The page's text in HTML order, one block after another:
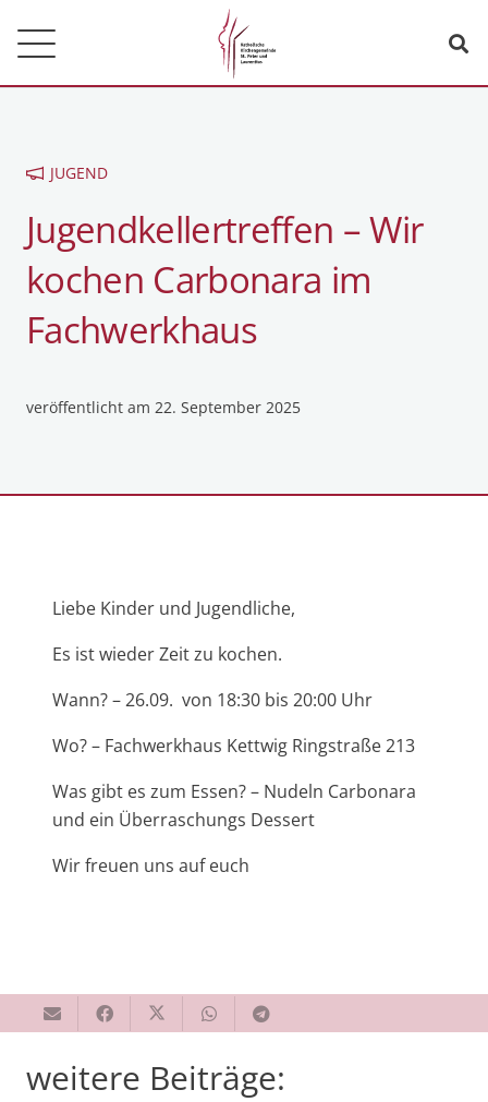
JUGEND
Jugendkellertreffen – Wir
kochen Carbonara im
Fachwerkhaus
veröffentlicht am 22. September 2025
Liebe Kinder und Jugendliche,
Es ist wieder Zeit zu kochen.
Wann? – 26.09. von 18:30 bis 20:00 Uhr
Wo? – Fachwerkhaus Kettwig Ringstraße 213
Was gibt es zum Essen? – Nudeln Carbonara
und ein Überraschungs Dessert
Wir freuen uns auf euch
weitere Beiträge: